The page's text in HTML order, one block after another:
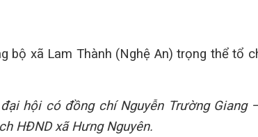
bộ xã Lam Thành (Nghệ An) trọng thể tổ
hội có đồng chí Nguyễn Trường Giang
HĐND xã Hưng Nguyên.